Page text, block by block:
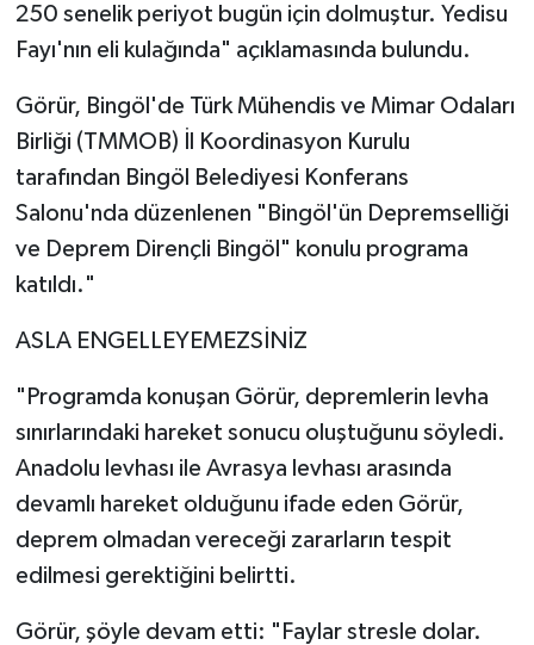
250 senelik periyot bugün için dolmuştur. Yedisu
Fayı'nın eli kulağında" açıklamasında bulundu.
Görür, Bingöl'de Türk Mühendis ve Mimar Odaları
Birliği (TMMOB) İl Koordinasyon Kurulu
tarafından Bingöl Belediyesi Konferans
Salonu'nda düzenlenen "Bingöl'ün Depremselliği
ve Deprem Dirençli Bingöl" konulu programa
katıldı."
ASLA ENGELLEYEMEZSİNİZ
"Programda konuşan Görür, depremlerin levha
sınırlarındaki hareket sonucu oluştuğunu söyledi.
Anadolu levhası ile Avrasya levhası arasında
devamlı hareket olduğunu ifade eden Görür,
deprem olmadan vereceği zararların tespit
edilmesi gerektiğini belirtti.
Görür, şöyle devam etti: "Faylar stresle dolar.